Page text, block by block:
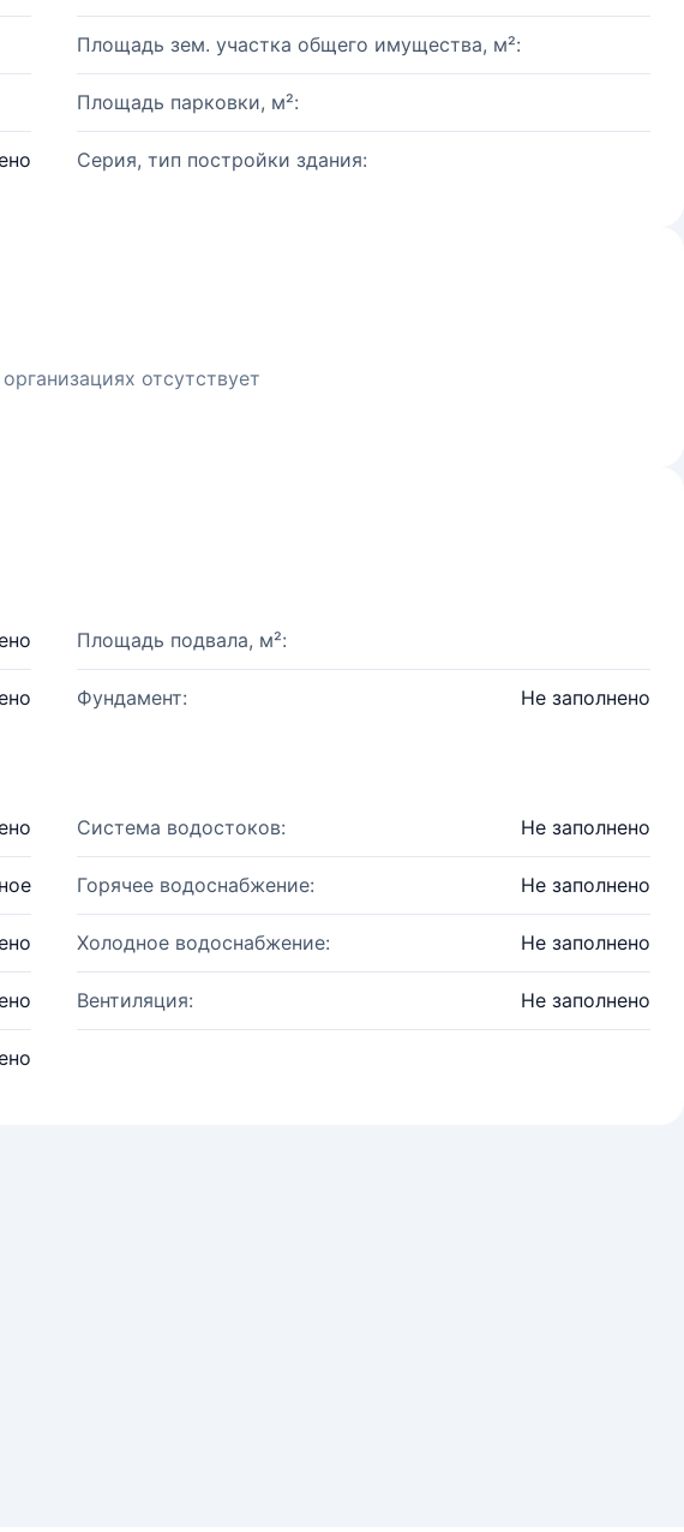
Площадь зем. участка общего имущества, м²:
Площадь парковки, м²:
Серия, тип постройки здания:
отсутствует
Площадь подвала, м²:
Фундамент: Не заполнено
Система водостоков: Не заполнено
Горячее водоснабжение: Не заполнено
Холодное водоснабжение: Не заполнено
Вентиляция: Не заполнено